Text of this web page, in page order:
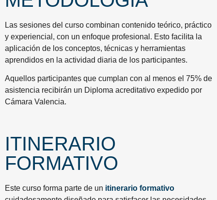
Las sesiones del curso combinan contenido teórico, práctico
y experiencial, con un enfoque profesional. Esto facilita la
aplicación de los conceptos, técnicas y herramientas
aprendidos en la actividad diaria de los participantes.
Aquellos participantes que cumplan con al menos el 75% de
asistencia recibirán un Diploma acreditativo expedido por
Cámara Valencia.
ITINERARIO
FORMATIVO
Este curso forma parte de un itinerario formativo